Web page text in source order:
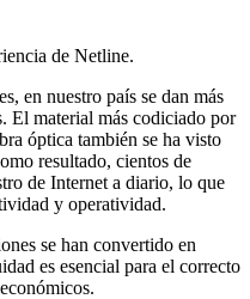
de Netline.
en nuestro país se dan más
El material más codiciado por
óptica también se ha visto
resultado, cientos de
de Internet a diario, lo que
y operatividad.
se han convertido en
es esencial para el correcto